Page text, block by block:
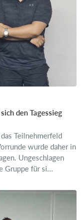
den Tagessieg
Teilnehmerfeld
wurde daher in
Ungeschlagen
Gruppe für si...